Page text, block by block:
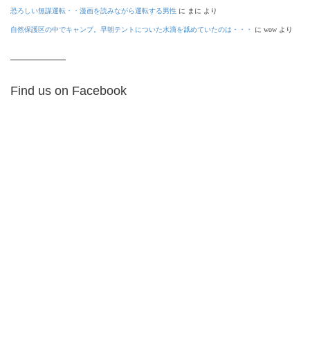
恐ろしい無謀運転・・漫画を読みながら運転する男性 に まに より
自然保護区の中でキャンプ。早朝テントについた水滴を舐めていたのは・・・ に wow より
Find us on Facebook